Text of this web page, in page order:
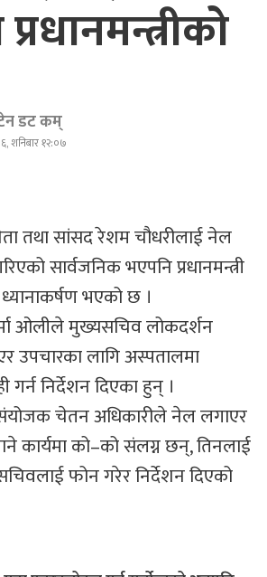
डट कम्
शनिबार १२:०७
तथा सांसद रेशम चौधरीलाई नेल
सार्वजनिक भएपनि प्रधानमन्त्री
भएको छ ।
ओलीले मुख्यसचिव लोकदर्शन
उपचारका लागि अस्पतालमा
गर्न निर्देशन दिएका हुन् ।
संयोजक चेतन अधिकारीले नेल लगाएर
कार्यमा को–को संलग्न छन्, तिनलाई
फोन गरेर निर्देशन दिएको